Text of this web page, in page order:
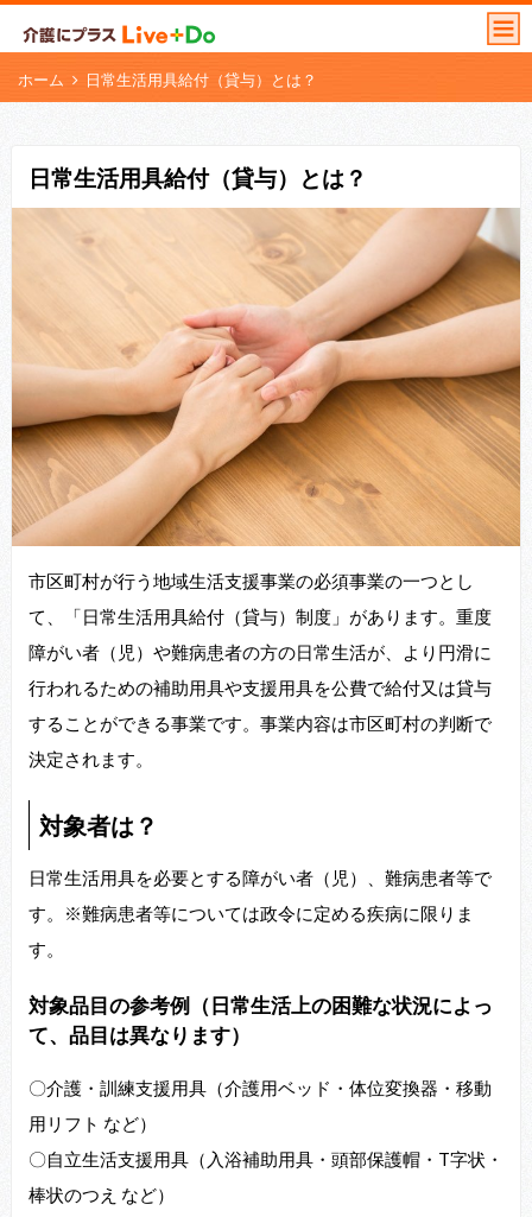
ホーム 日常生活用具給付（貸与）とは？
日常生活用具給付（貸与）とは？
市区町村が行う地域生活支援事業の必須事業の一つとし
て、「日常生活用具給付（貸与）制度」があります。重度
障がい者（児）や難病患者の方の日常生活が、より円滑に
行われるための補助用具や支援用具を公費で給付又は貸与
することができる事業です。事業内容は市区町村の判断で
決定されます。
対象者は？
日常生活用具を必要とする障がい者（児）、難病患者等で
す。※難病患者等については政令に定める疾病に限りま
す。
対象品目の参考例（日常生活上の困難な状況によっ
て、品目は異なります）
〇介護・訓練支援用具（介護用ベッド・体位変換器・移動
用リフト など）
〇自立生活支援用具（入浴補助用具・頭部保護帽・T字状・
棒状のつえ など）